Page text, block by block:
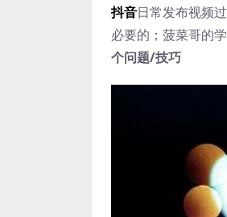
抖音日常发布视频
必要的；菠菜哥的
个问题/技巧